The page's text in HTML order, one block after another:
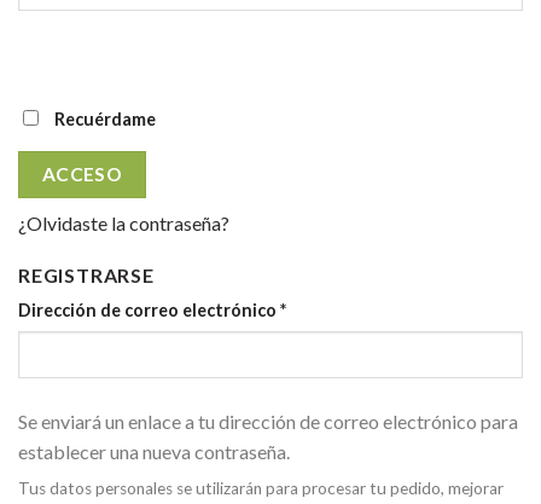
Recuérdame
ACCESO
¿Olvidaste la contraseña?
REGISTRARSE
Dirección de correo electrónico *
Se enviará un enlace a tu dirección de correo electrónico para
establecer una nueva contraseña.
Tus datos personales se utilizarán para procesar tu pedido, mejorar